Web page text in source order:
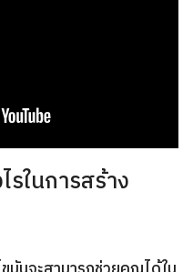
รในการสร้าง